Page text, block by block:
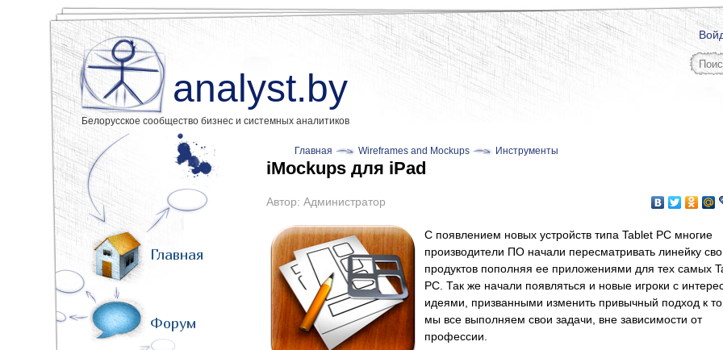
analyst.by
Белорусское сообщество бизнес и системных аналитиков
Главная
Форум
Главная Wireframes and Mockups Инструменты
iMockups для iPad
Автор: Администратор
С появлением новых устройств типа Tablet PC многие
производители ПО начали пересматривать линейку
продуктов пополняя ее приложениями для тех самых
PC. Так же начали появляться и новые игроки с
идеями, призванными изменить привычный подход к
мы все выполняем свои задачи, вне зависимости от
профессии.